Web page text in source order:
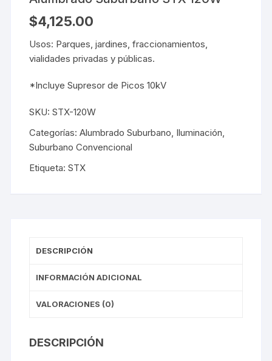
$4,125.00
Usos: Parques, jardines, fraccionamientos,
vialidades privadas y públicas.
*Incluye Supresor de Picos 10kV
SKU:STX-120W
Categorías:Alumbrado Suburbano Iluminación
Suburbano Convencional
Etiqueta:STX
DESCRIPCIÓN
INFORMACIÓN ADICIONAL
VALORACIONES (0)
DESCRIPCIÓN